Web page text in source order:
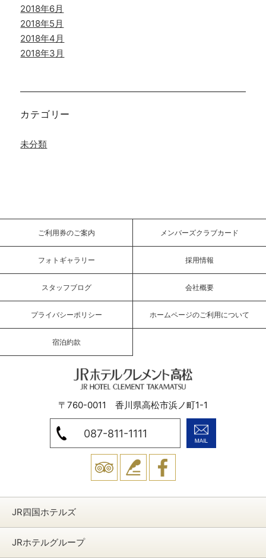
2018年6月
2018年5月
2018年4月
2018年3月
カテゴリー
未分類
ご利用券のご案内 メンバーズクラブカード
フォトギャラリー 採用情報
スタッフブログ 会社概要
プライバシーポリシー ホームページのご利用について
宿泊約款
JRホテルクレメント高松
〒760-0011 香川県高松市浜ノ町1-1
087-811-1111
JR四国ホテルズ
JRホテルグループ